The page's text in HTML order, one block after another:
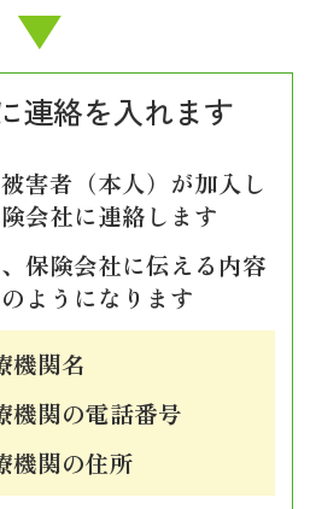
連絡を入れます
害者（本人）が加入し
会社に連絡します
保険会社に伝える内容
ようになります
機関名
機関の電話番号
機関の住所